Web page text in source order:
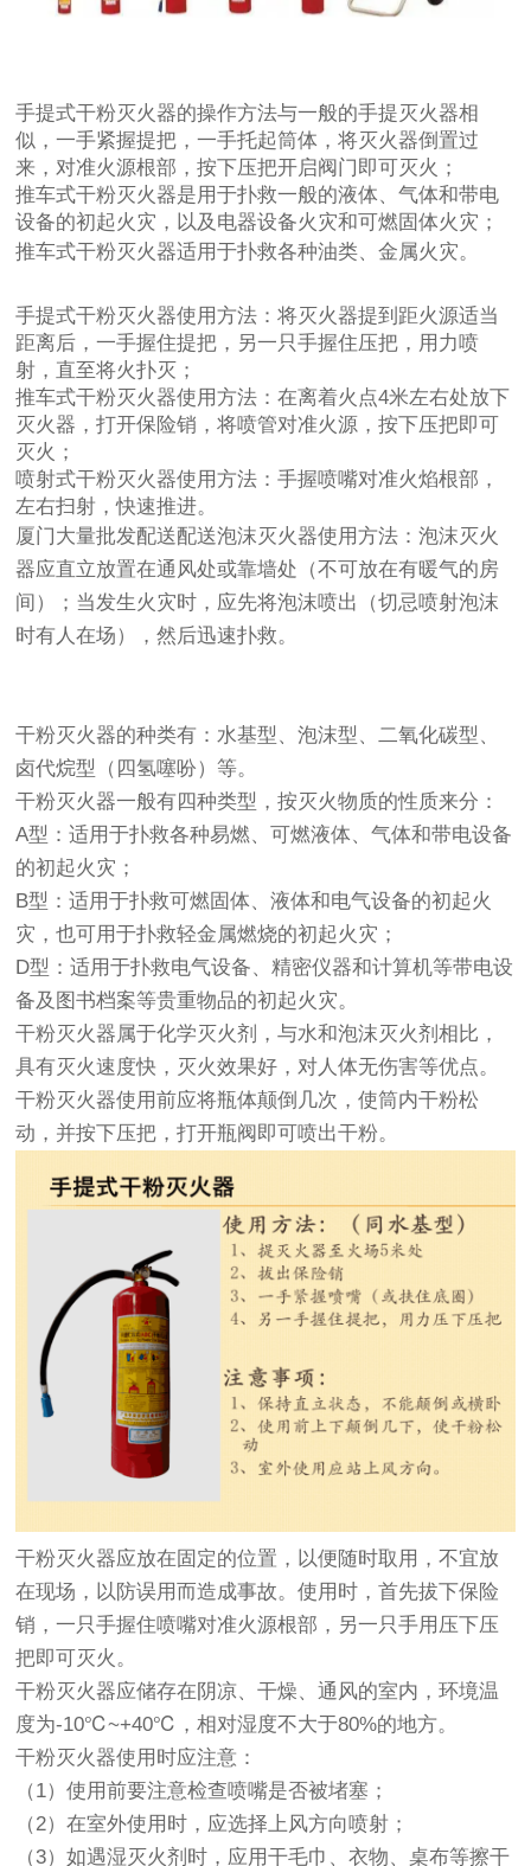
手提式干粉灭火器的操作方法与一般的手提灭火器相
似，一手紧握提把，一手托起筒体，将灭火器倒置过
来，对准火源根部，按下压把开启阀门即可灭火；
推车式干粉灭火器是用于扑救一般的液体、气体和带电
设备的初起火灾，以及电器设备火灾和可燃固体火灾；
推车式干粉灭火器适用于扑救各种油类、金属火灾。
手提式干粉灭火器使用方法：将灭火器提到距火源适当
距离后，一手握住提把，另一只手握住压把，用力喷
射，直至将火扑灭；
推车式干粉灭火器使用方法：在离着火点4米左右处放下
灭火器，打开保险销，将喷管对准火源，按下压把即可
灭火；
喷射式干粉灭火器使用方法：手握喷嘴对准火焰根部，
左右扫射，快速推进。
厦门大量批发配送配送泡沫灭火器使用方法：泡沫灭火
器应直立放置在通风处或靠墙处（不可放在有暖气的房
间）；当发生火灾时，应先将泡沫喷出（切忌喷射泡沫
时有人在场），然后迅速扑救。
干粉灭火器的种类有：水基型、泡沫型、二氧化碳型、
卤代烷型（四氢噻吩）等。
干粉灭火器一般有四种类型，按灭火物质的性质来分：
A型：适用于扑救各种易燃、可燃液体、气体和带电设备
的初起火灾；
B型：适用于扑救可燃固体、液体和电气设备的初起火
灾，也可用于扑救轻金属燃烧的初起火灾；
D型：适用于扑救电气设备、精密仪器和计算机等带电设
备及图书档案等贵重物品的初起火灾。
干粉灭火器属于化学灭火剂，与水和泡沫灭火剂相比，
具有灭火速度快，灭火效果好，对人体无伤害等优点。
干粉灭火器使用前应将瓶体颠倒几次，使筒内干粉松
动，并按下压把，打开瓶阀即可喷出干粉。
干粉灭火器应放在固定的位置，以便随时取用，不宜放
在现场，以防误用而造成事故。使用时，首先拔下保险
销，一只手握住喷嘴对准火源根部，另一只手用压下压
把即可灭火。
干粉灭火器应储存在阴凉、干燥、通风的室内，环境温
度为-10℃~+40℃，相对湿度不大于80%的地方。
干粉灭火器使用时应注意：
（1）使用前要注意检查喷嘴是否被堵塞；
（2）在室外使用时，应选择上风方向喷射；
（3）如遇湿灭火剂时，应用干毛巾、衣物、桌布等擦干